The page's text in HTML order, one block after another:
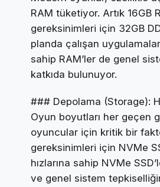
RAM tüketiyor. Artık
gereksinimleri için 32GB
planda çalışan
sahip RAM’ler de genel
katkıda bulunuyor.
### Depolama (Storage):
Oyun boyutları her geçen
oyuncular için kritik bir
gereksinimleri için NVMe
hızlarına sahip NVMe
ve genel sistem